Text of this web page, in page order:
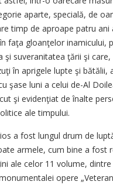
aparte, specială, de
timp de aproape patru
faţa gloanţelor inamicului,
şi suveranitatea ţării şi
în aprigele lupte şi bătălii,
şase luni a celui de-Al
şi evidenţiat de înalte
ale timpului.
a fost lungul drum de
armele, cum bine a fost
ale celor 11 volume,
opere